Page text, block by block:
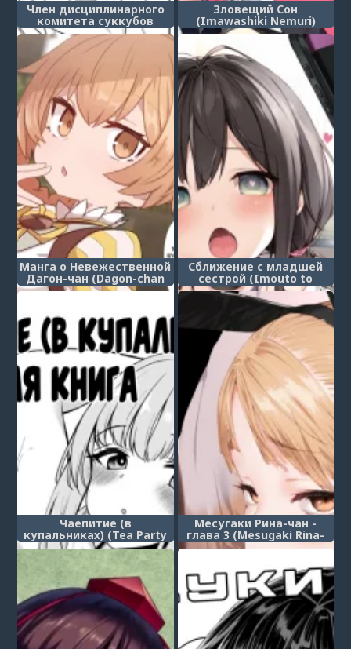
Член дисциплинарного
комитета суккубов
(Succubus Public Morals
Member Tachibana Rin)
Зловещий Сон
(Imawashiki Nemuri)
Манга о Невежественной
Дагон-чан (Dagon-chan
Mob Sao Muchi Ecchi
Сближение с младшей
сестрой (Imouto to
(Saimin de) Ichaicha Suru
Hon)
Чаепитие (в
купальниках) (Tea Party
(Mizugi) ni Sukebe Suru
Omake Hon)
Месугаки Рина-чан -
глава 3 (Mesugaki Rina-
chan VOL. 3)